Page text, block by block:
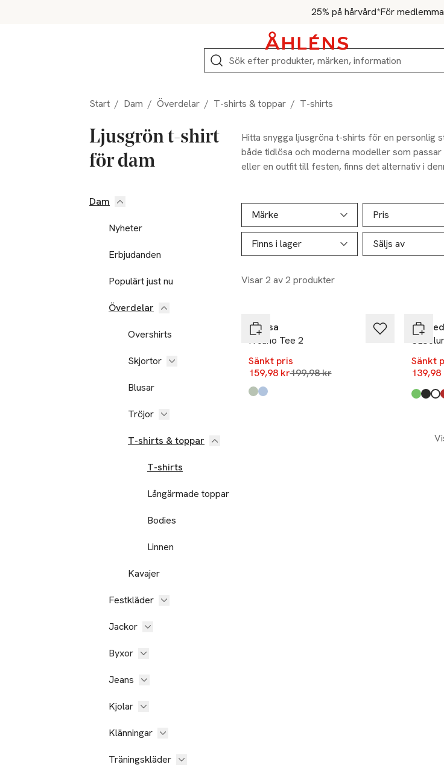
25% på hårvård*För
Sök
Start / Dam / Överdelar / T-shirts & toppar / T-shirts
Ljusgrön t-shirt
för dam
Hitta snygga ljusgröna t-shirts för en personlig
både tidlösa och moderna modeller som
eller en outfit till festen, finns det alternativ i
Hoppa till produktsidan
Dam
Nyheter
Erbjudanden
Populärt just nu
Överdelar
Overshirts
Skjortor
Blusar
Tröjor
T-shirts & toppar
T-shirts
Långärmade toppar
Bodies
Linnen
Kavajer
Festkläder
Jackor
Byxor
Jeans
Kjolar
Klänningar
Träningskläder
Hoppa till produktsidan
Märke
Pris
Finns i lager Säljs av
Visar 2 av 2 produkter
Lista över produkter
Fransa
Frcano Tee 2
Sänkt pris
159,98 krLägsta pris 30 dagar
199,98 kr
Produkten finns i färgerna:
Desert Sage Stripe
Hydrangea Stripe
Sänkt
Vibrant
Black,
Broken
Salsa,
Mole',